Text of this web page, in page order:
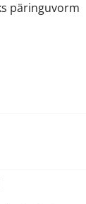
päringuvorm